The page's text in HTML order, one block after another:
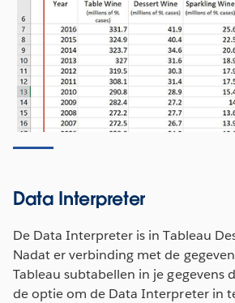
Data Interpreter
De Data Interpreter is in Tableau
Nadat er verbinding met de
Tableau subtabellen in je gegevens
de optie om de Data Interpreter in